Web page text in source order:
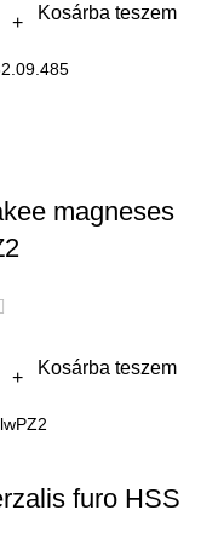
Kosárba teszem
magneses
Kosárba teszem
furo HSS